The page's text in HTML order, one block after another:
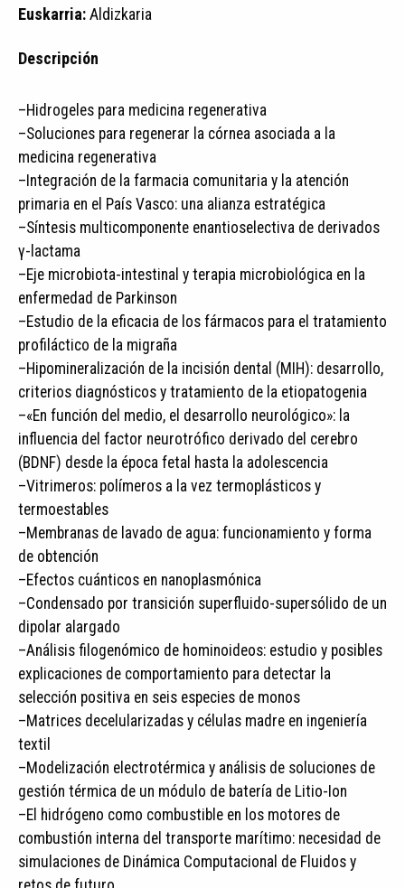
Euskarria:Aldizkaria
Descripción
–Hidrogeles para medicina regenerativa
–Soluciones para regenerar la córnea asociada a la
medicina regenerativa
–Integración de la farmacia comunitaria y la atención
primaria en el País Vasco: una alianza estratégica
–Síntesis multicomponente enantioselectiva de derivados
γ-lactama
–Eje microbiota-intestinal y terapia microbiológica en la
enfermedad de Parkinson
–Estudio de la eficacia de los fármacos para el tratamiento
profiláctico de la migraña
–Hipomineralización de la incisión dental (MIH): desarrollo,
criterios diagnósticos y tratamiento de la etiopatogenia
–«En función del medio, el desarrollo neurológico»: la
influencia del factor neurotrófico derivado del cerebro
(BDNF) desde la época fetal hasta la adolescencia
–Vitrimeros: polímeros a la vez termoplásticos y
termoestables
–Membranas de lavado de agua: funcionamiento y forma
de obtención
–Efectos cuánticos en nanoplasmónica
–Condensado por transición superfluido-supersólido de un
dipolar alargado
–Análisis filogenómico de hominoideos: estudio y posibles
explicaciones de comportamiento para detectar la
selección positiva en seis especies de monos
–Matrices decelularizadas y células madre en ingeniería
textil
–Modelización electrotérmica y análisis de soluciones de
gestión térmica de un módulo de batería de Litio-Ion
–El hidrógeno como combustible en los motores de
combustión interna del transporte marítimo: necesidad de
simulaciones de Dinámica Computacional de Fluidos y